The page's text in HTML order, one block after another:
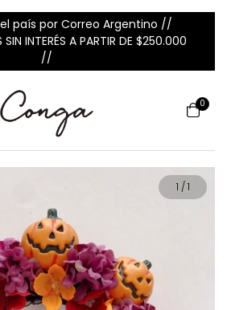
país por Correo Argentino //
INTERÉS A PARTIR DE $250.000
//
0
1 /1